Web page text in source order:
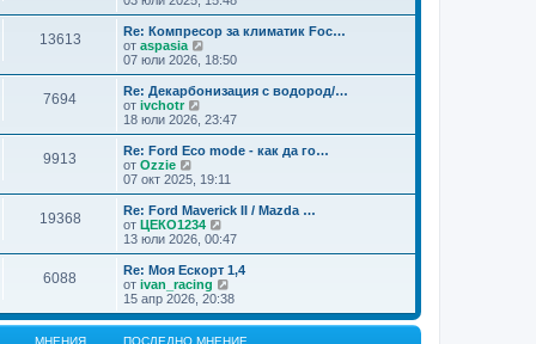
я
н
е
н
и
я
и
е
н
е
н
я
д
н
и
е
н
е
н
я
ж
п
о
с
д
н
и
е
н
е
н
и
я
13613
Re: Компресор за климатик Foc…
от aspasia
и
ж
п
с
д
н
и
е
м
н
е
н
и
я
07 юли 2026, 18:50
7694
Re: Декарбонизация с водород/…
от ivchotr
и
ж
п
с
д
н
и
е
м
н
е
18 юли 2026, 23:47
9913
Re: Ford Eco mode - как да го…
от Ozzie
ж
п
о
с
л
д
н
и
т
е
07 окт 2025, 19:11
19368
Re: Ford Maverick II / Mazda …
от ЦЕКО1234
и
ж
п
о
с
е
д
13 юли 2026, 00:47
6088
Re: Моя Ескорт 1,4
от ivan_racing
и
ж
п
о
15 апр 2026, 20:38
МНЕНИЯ ПОСЛЕДНО МНЕНИЕ